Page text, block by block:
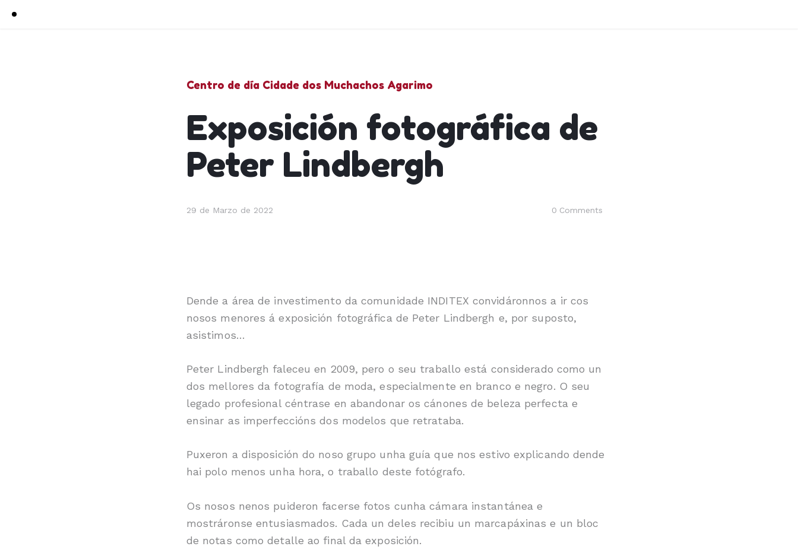
Centro de día Cidade dos Muchachos Agarimo
Exposición fotográfica de
Peter Lindbergh
29 de Marzo de 2022 0 Comments
Dende a área de investimento da comunidade INDITEX convidáronnos a ir cos
nosos menores á exposición fotográfica de Peter Lindbergh e, por suposto,
asistimos…
Peter Lindbergh faleceu en 2009, pero o seu traballo está considerado como un
dos mellores da fotografía de moda, especialmente en branco e negro. O seu
legado profesional céntrase en abandonar os cánones de beleza perfecta e
ensinar as imperfeccións dos modelos que retrataba.
Puxeron a disposición do noso grupo unha guía que nos estivo explicando dende
hai polo menos unha hora, o traballo deste fotógrafo.
Os nosos nenos puideron facerse fotos cunha cámara instantánea e
mostráronse entusiasmados. Cada un deles recibiu un marcapáxinas e un bloc
de notas como detalle ao final da exposición.